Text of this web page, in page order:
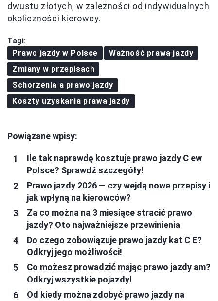
dwustu złotych, w zależności od indywidualnych
okoliczności kierowcy.
Tagi:
Prawo jazdy w Polsce
Ważność prawa jazdy
Zmiany w przepisach
Schorzenia a prawo jazdy
Koszty uzyskania prawa jazdy
Powiązane wpisy:
Ile tak naprawdę kosztuje prawo jazdy C ew
Polsce? Sprawdź szczegóły!
Prawo jazdy 2026 — czy wejdą nowe przepisy i
jak wpłyną na kierowców?
Za co można na 3 miesiące stracić prawo
jazdy? Oto najważniejsze przewinienia
Do czego zobowiązuje prawo jazdy kat C E?
Odkryj jego możliwości!
Co możesz prowadzić mając prawo jazdy am?
Odkryj wszystkie pojazdy!
Od kiedy można zdobyć prawo jazdy na